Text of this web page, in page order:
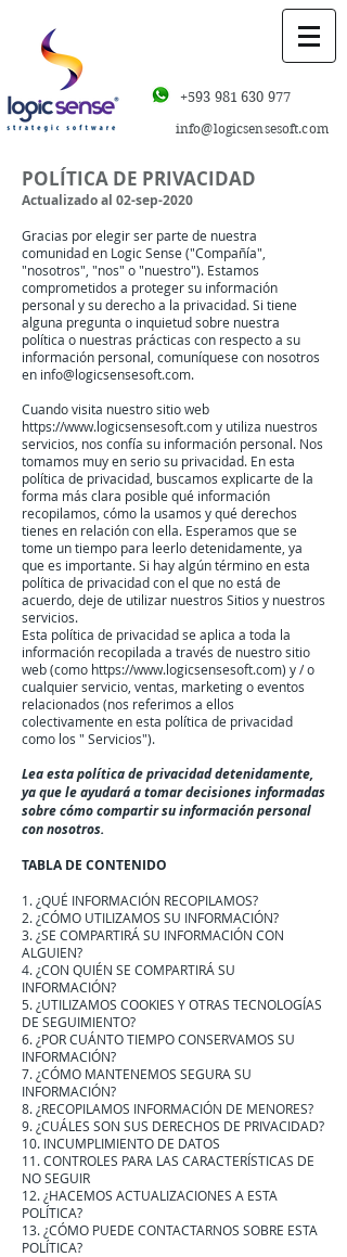
+593 981 630 977
info@logicsensesoft.com
POLÍTICA DE PRIVACIDAD
Actualizado al 02-sep-2020
Gracias por elegir ser parte de nuestra
comunidad en Logic Sense ("Compañía",
"nosotros", "nos" o "nuestro"). Estamos
comprometidos a proteger su información
personal y su derecho a la privacidad. Si tiene
alguna pregunta o inquietud sobre nuestra
política o nuestras prácticas con respecto a su
información personal, comuníquese con nosotros
en info@logicsensesoft.com.
Cuando visita nuestro sitio web
https://www.logicsensesoft.comy utiliza nuestros
servicios, nos confía su información personal. Nos
tomamos muy en serio su privacidad. En esta
política de privacidad, buscamos explicarte de la
forma más clara posible qué información
recopilamos, cómo la usamos y qué derechos
tienes en relación con ella. Esperamos que se
tome un tiempo para leerlo detenidamente, ya
que es importante. Si hay algún término en esta
política de privacidad con el que no está de
acuerdo, deje de utilizar nuestros Sitios y nuestros
servicios.
Esta política de privacidad se aplica a toda la
información recopilada a través de nuestro sitio
web (como https://www.logicsensesoft.com) y / o
cualquier servicio, ventas, marketing o eventos
relacionados (nos referimos a ellos
colectivamente en esta política de privacidad
como los " Servicios").
Lea esta política de privacidad detenidamente,
ya que le ayudará a tomar decisiones informadas
sobre cómo compartir su información personal
con nosotros.
TABLA DE CONTENIDO
1. ¿QUÉ INFORMACIÓN RECOPILAMOS?
2. ¿CÓMO UTILIZAMOS SU INFORMACIÓN?
3. ¿SE COMPARTIRÁ SU INFORMACIÓN CON
ALGUIEN?
4. ¿CON QUIÉN SE COMPARTIRÁ SU
INFORMACIÓN?
5. ¿UTILIZAMOS COOKIES Y OTRAS TECNOLOGÍAS
DE SEGUIMIENTO?
6. ¿POR CUÁNTO TIEMPO CONSERVAMOS SU
INFORMACIÓN?
7. ¿CÓMO MANTENEMOS SEGURA SU
INFORMACIÓN?
8. ¿RECOPILAMOS INFORMACIÓN DE MENORES?
9. ¿CUÁLES SON SUS DERECHOS DE PRIVACIDAD?
10. INCUMPLIMIENTO DE DATOS
11. CONTROLES PARA LAS CARACTERÍSTICAS DE
NO SEGUIR
12. ¿HACEMOS ACTUALIZACIONES A ESTA
POLÍTICA?
13. ¿CÓMO PUEDE CONTACTARNOS SOBRE ESTA
POLÍTICA?